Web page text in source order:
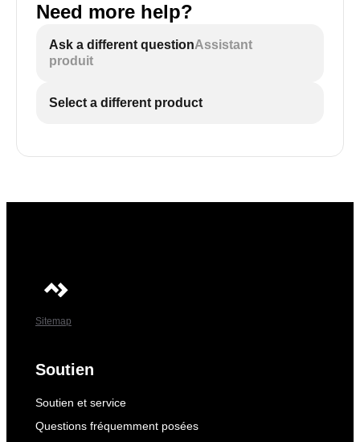
Need more help?
Ask a different questionAssistant
produit
Select a different product
Sitemap
Soutien
Soutien et service
Questions fréquemment posées